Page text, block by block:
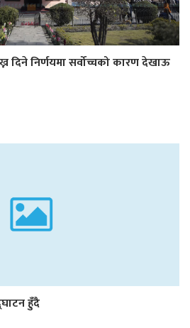
दिने निर्णयमा सर्वोच्चको कारण देखाऊ
हुँदै